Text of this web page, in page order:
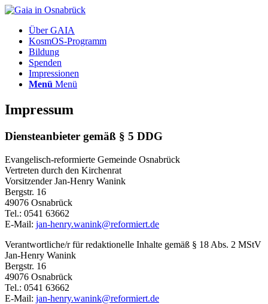
Über GAIA
KosmOS-Programm
Bildung
Spenden
Impressionen
Menü Menü
Impressum
Diensteanbieter gemäß § 5 DDG
Evangelisch-reformierte Gemeinde Osnabrück
Vertreten durch den Kirchenrat
Vorsitzender Jan-Henry Wanink
Bergstr. 16
49076 Osnabrück
Tel.: 0541 63662
E-Mail: jan-henry.wanink@reformiert.de
Verantwortliche/r für redaktionelle Inhalte gemäß § 18 Abs. 2 MStV
Jan-Henry Wanink
Bergstr. 16
49076 Osnabrück
Tel.: 0541 63662
E-Mail: jan-henry.wanink@reformiert.de